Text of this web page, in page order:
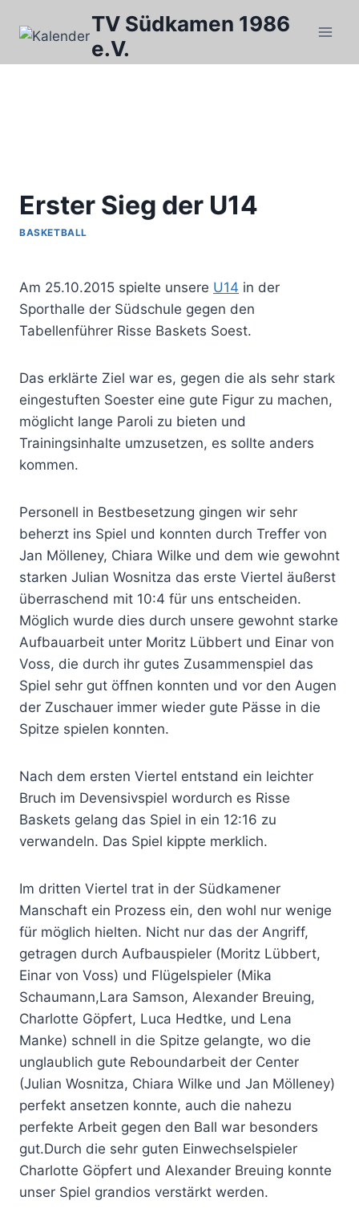
Inhalt
TV Südkamen 1986
e.V.
Erster Sieg der U14
BASKETBALL
Am 25.10.2015 spielte unsere U14 in der
Sporthalle der Südschule gegen den
Tabellenführer Risse Baskets Soest.
Das erklärte Ziel war es, gegen die als sehr stark
eingestuften Soester eine gute Figur zu machen,
möglicht lange Paroli zu bieten und
Trainingsinhalte umzusetzen, es sollte anders
kommen.
Personell in Bestbesetzung gingen wir sehr
beherzt ins Spiel und konnten durch Treffer von
Jan Mölleney, Chiara Wilke und dem wie gewohnt
starken Julian Wosnitza das erste Viertel äußerst
überraschend mit 10:4 für uns entscheiden.
Möglich wurde dies durch unsere gewohnt starke
Aufbauarbeit unter Moritz Lübbert und Einar von
Voss, die durch ihr gutes Zusammenspiel das
Spiel sehr gut öffnen konnten und vor den Augen
der Zuschauer immer wieder gute Pässe in die
Spitze spielen konnten.
Nach dem ersten Viertel entstand ein leichter
Bruch im Devensivspiel wordurch es Risse
Baskets gelang das Spiel in ein 12:16 zu
verwandeln. Das Spiel kippte merklich.
Im dritten Viertel trat in der Südkamener
Manschaft ein Prozess ein, den wohl nur wenige
für möglich hielten. Nicht nur das der Angriff,
getragen durch Aufbauspieler (Moritz Lübbert,
Einar von Voss) und Flügelspieler (Mika
Schaumann,Lara Samson, Alexander Breuing,
Charlotte Göpfert, Luca Hedtke, und Lena
Manke) schnell in die Spitze gelangte, wo die
unglaublich gute Reboundarbeit der Center
(Julian Wosnitza, Chiara Wilke und Jan Mölleney)
perfekt ansetzen konnte, auch die nahezu
perfekte Arbeit gegen den Ball war besonders
gut.Durch die sehr guten Einwechselspieler
Charlotte Göpfert und Alexander Breuing konnte
unser Spiel grandios verstärkt werden.